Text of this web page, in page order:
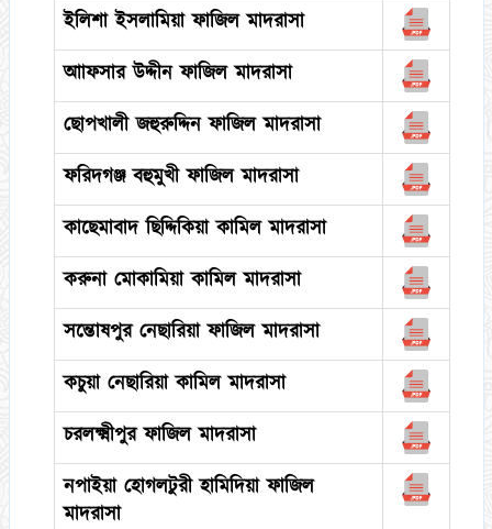
ইলিশা ইসলামিয়া ফাজিল মাদরাসা
আাফসার উদ্দীন ফাজিল মাদরাসা
ছোপখালী জহুরুদ্দিন ফাজিল মাদরাসা
ফরিদগঞ্জ বহুমুখী ফাজিল মাদরাসা
কাছেমাবাদ ছিদ্দিকিয়া কামিল মাদরাসা
করুনা মোকামিয়া কামিল মাদরাসা
সন্তোষপুর নেছারিয়া ফাজিল মাদরাসা
কচুয়া নেছারিয়া কামিল মাদরাসা
চরলক্ষ্মীপুর ফাজিল মাদরাসা
নপাইয়া হোগলটুরী হামিদিয়া ফাজিল
মাদরাসা